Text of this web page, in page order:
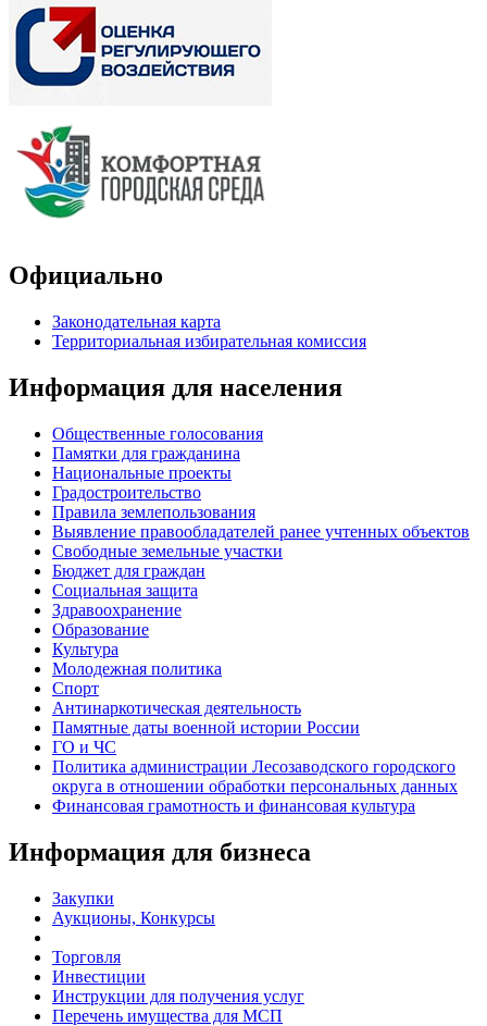
Официально
Законодательная карта
Территориальная избирательная комиссия
Информация для населения
Общественные голосования
Памятки для гражданина
Национальные проекты
Градостроительство
Правила землепользования
Выявление правообладателей ранее учтенных объектов
Свободные земельные участки
Бюджет для граждан
Социальная защита
Здравоохранение
Образование
Культура
Молодежная политика
Спорт
Антинаркотическая деятельность
Памятные даты военной истории России
ГО и ЧС
Политика администрации Лесозаводского городского
округа в отношении обработки персональных данных
Финансовая грамотность и финансовая культура
Информация для бизнеса
Закупки
Аукционы, Конкурсы
Торговля
Инвестиции
Инструкции для получения услуг
Перечень имущества для МСП